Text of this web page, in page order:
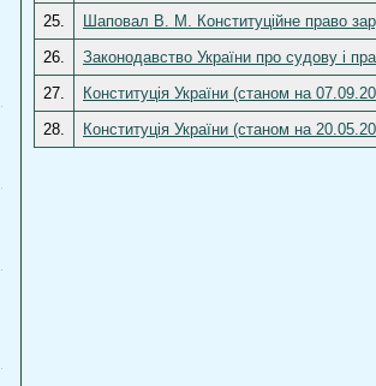
25.
Шаповал В. М. Конституційне право
26.
Законодавство України про судову і
27.
Конституція України (станом на
28.
Конституція України (станом на